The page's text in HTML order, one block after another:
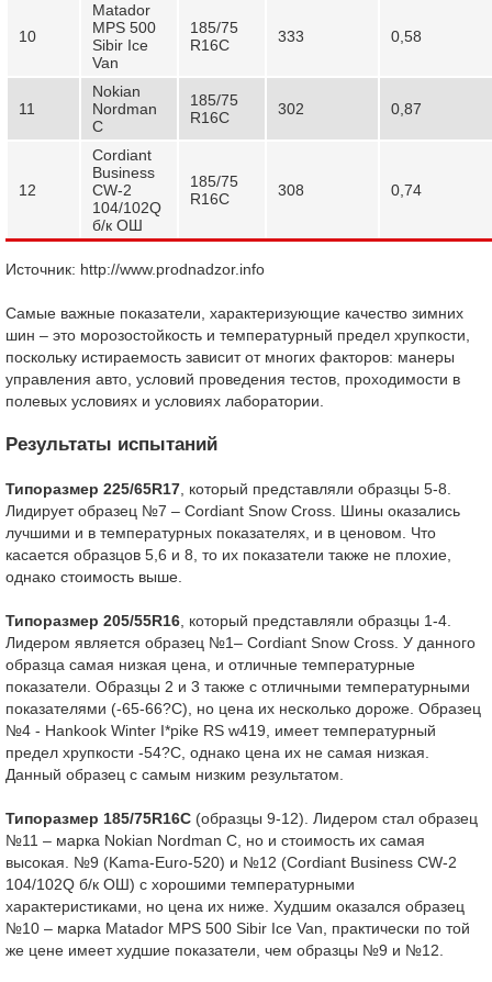
10
Matador
MPS 500
Sibir Ice
Van
185/75
R16С
333 0,58
11
Nokian
Nordman
C
185/75
R16С
302 0,87
12
Cordiant
Business
CW-2
104/102Q
б/к ОШ
185/75
R16С
308 0,74
Источник: http://www.prodnadzor.info
Самые важные показатели, характеризующие качество зимних
шин – это морозостойкость и температурный предел хрупкости,
поскольку истираемость зависит от многих факторов: манеры
управления авто, условий проведения тестов, проходимости в
полевых условиях и условиях лаборатории.
Результаты испытаний
Типоразмер 225/65R17 , который представляли образцы 5-8.
Лидирует образец №7 – Cordiant Snow Cross. Шины оказались
лучшими и в температурных показателях, и в ценовом. Что
касается образцов 5,6 и 8, то их показатели также не плохие,
однако стоимость выше.
Типоразмер 205/55R16 , который представляли образцы 1-4.
Лидером является образец №1– Cordiant Snow Cross. У данного
образца самая низкая цена, и отличные температурные
показатели. Образцы 2 и 3 также с отличными температурными
показателями (-65-66?С), но цена их несколько дороже. Образец
№4 - Hankook Winter I*pike RS w419, имеет температурный
предел хрупкости -54?С, однако цена их не самая низкая.
Данный образец с самым низким результатом.
Типоразмер 185/75R16C (образцы 9-12). Лидером стал образец
№11 – марка Nokian Nordman C, но и стоимость их самая
высокая. №9 (Kama-Euro-520) и №12 (Cordiant Business CW-2
104/102Q б/к ОШ) с хорошими температурными
характеристиками, но цена их ниже. Худшим оказался образец
№10 – марка Matador MPS 500 Sibir Ice Van, практически по той
же цене имеет худшие показатели, чем образцы №9 и №12.